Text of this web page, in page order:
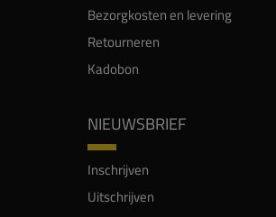
Bezorgkosten en levering
Retourneren
Kadobon
NIEUWSBRIEF
Inschrijven
Uitschrijven